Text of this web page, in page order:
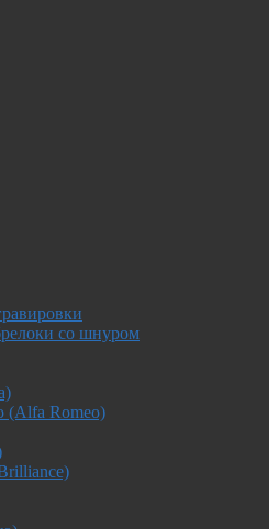
со шнуром
(Alfa Romeo)